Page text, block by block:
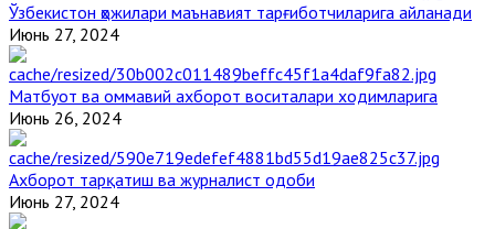
Ўзбекистон ҳожилари маънавият тарғиботчиларига айланади
Июнь 27, 2024
Матбуот ва оммавий ахборот воситалари ходимларига
Июнь 26, 2024
Ахборот тарқатиш ва журналист одоби
Июнь 27, 2024